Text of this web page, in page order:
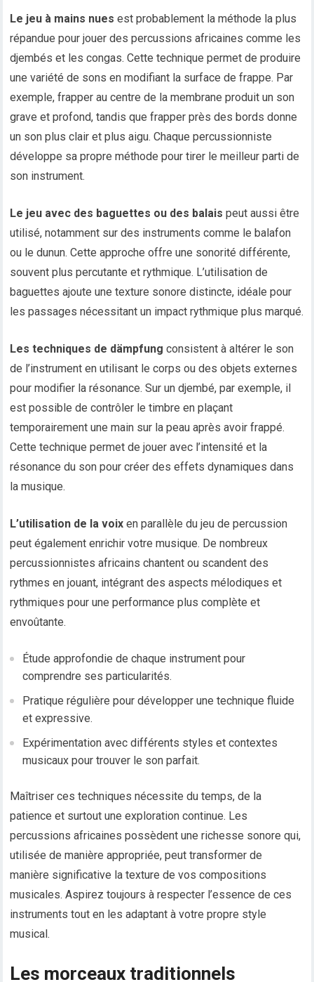
Le jeu à mains nues est probablement la méthode la plus
répandue pour jouer des percussions africaines comme les
djembés et les congas. Cette technique permet de produire
une variété de sons en modifiant la surface de frappe. Par
exemple, frapper au centre de la membrane produit un son
grave et profond, tandis que frapper près des bords donne
un son plus clair et plus aigu. Chaque percussionniste
développe sa propre méthode pour tirer le meilleur parti de
son instrument.
Le jeu avec des baguettes ou des balais peut aussi être
utilisé, notamment sur des instruments comme le balafon
ou le dunun. Cette approche offre une sonorité différente,
souvent plus percutante et rythmique. L’utilisation de
baguettes ajoute une texture sonore distincte, idéale pour
les passages nécessitant un impact rythmique plus marqué.
Les techniques de dämpfung consistent à altérer le son
de l’instrument en utilisant le corps ou des objets externes
pour modifier la résonance. Sur un djembé, par exemple, il
est possible de contrôler le timbre en plaçant
temporairement une main sur la peau après avoir frappé.
Cette technique permet de jouer avec l’intensité et la
résonance du son pour créer des effets dynamiques dans
la musique.
L’utilisation de la voix en parallèle du jeu de percussion
peut également enrichir votre musique. De nombreux
percussionnistes africains chantent ou scandent des
rythmes en jouant, intégrant des aspects mélodiques et
rythmiques pour une performance plus complète et
envoûtante.
Étude approfondie de chaque instrument pour
comprendre ses particularités.
Pratique régulière pour développer une technique fluide
et expressive.
Expérimentation avec différents styles et contextes
musicaux pour trouver le son parfait.
Maîtriser ces techniques nécessite du temps, de la
patience et surtout une exploration continue. Les
percussions africaines possèdent une richesse sonore qui,
utilisée de manière appropriée, peut transformer de
manière significative la texture de vos compositions
musicales. Aspirez toujours à respecter l’essence de ces
instruments tout en les adaptant à votre propre style
musical.
Les morceaux traditionnels